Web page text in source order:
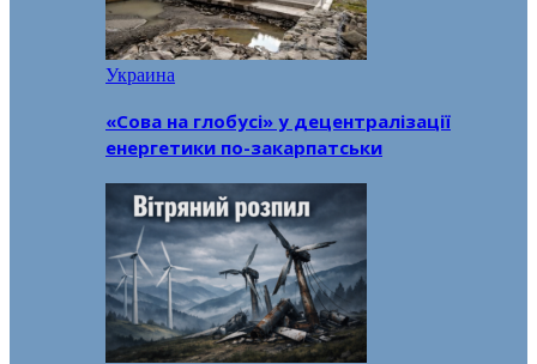
Украина
«Сова на глобусі» у децентралізації
енергетики по-закарпатськи